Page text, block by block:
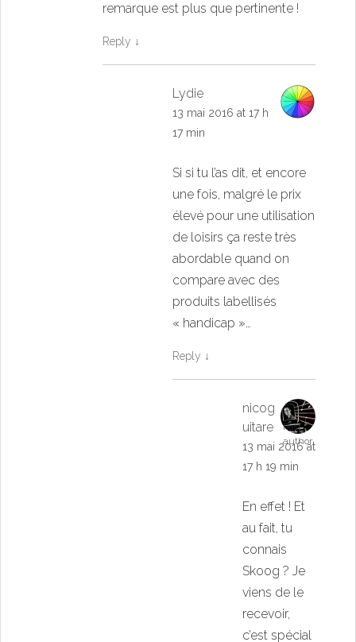
remarque est plus que pertinente !
Reply ↓
Lydie
13 mai 2016 at 17 h
17 min
Si si tu l’as dit, et encore
une fois, malgré le prix
élevé pour une utilisation
de loisirs ça reste très
abordable quand on
compare avec des
produits labellisés
« handicap »…
Reply ↓
nicog
uitare
Post
author
13 mai 2016 at
17 h 19 min
En effet ! Et
au fait, tu
connais
Skoog ? Je
viens de le
recevoir,
c’est spécial